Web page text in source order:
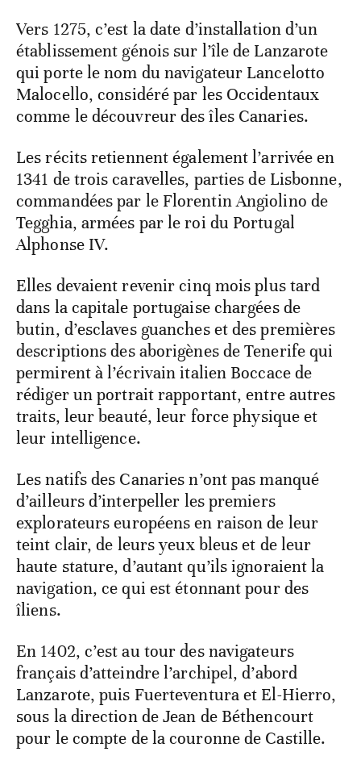
Vers 1275, c’est la date d’installation d’un
établissement génois sur l’île de Lanzarote
qui porte le nom du navigateur Lancelotto
Malocello, considéré par les Occidentaux
comme le découvreur des îles Canaries.
Les récits retiennent également l’arrivée en
1341 de trois caravelles, parties de Lisbonne,
commandées par le Florentin Angiolino de
Tegghia, armées par le roi du Portugal
Alphonse IV.
Elles devaient revenir cinq mois plus tard
dans la capitale portugaise chargées de
butin, d’esclaves guanches et des premières
descriptions des aborigènes de Tenerife qui
permirent à l’écrivain italien Boccace de
rédiger un portrait rapportant, entre autres
traits, leur beauté, leur force physique et
leur intelligence.
Les natifs des Canaries n’ont pas manqué
d’ailleurs d’interpeller les premiers
explorateurs européens en raison de leur
teint clair, de leurs yeux bleus et de leur
haute stature, d’autant qu’ils ignoraient la
navigation, ce qui est étonnant pour des
îliens.
En 1402, c’est au tour des navigateurs
français d’atteindre l’archipel, d’abord
Lanzarote, puis Fuerteventura et El-Hierro,
sous la direction de Jean de Béthencourt
pour le compte de la couronne de Castille.